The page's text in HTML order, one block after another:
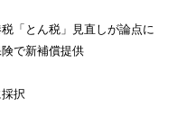
「とん税」見直しが論点に
で新補償提供
択